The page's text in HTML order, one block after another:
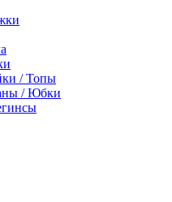
/ Топы
/ Юбки